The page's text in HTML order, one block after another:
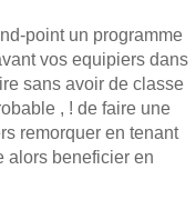
point un programme
vos equipiers dans
sans avoir de classe
, ! de faire une
remorquer en tenant
alors beneficier en